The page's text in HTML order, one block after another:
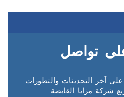
تواصل
آخر التحديثات والتطورات
شركة مزايا القابضة